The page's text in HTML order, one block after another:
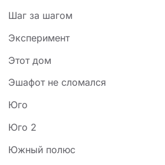
Шаг за шагом
Эксперимент
Этот дом
Эшафот не сломался
Юго
Юго 2
Южный полюс